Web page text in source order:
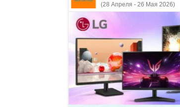
(28 Апреля - 26 Мая 2026)